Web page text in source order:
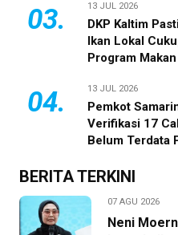
03. 13 JUL 2026
DKP Kaltim
Ikan Lokal
Program
04. 13 JUL 2026
Pemkot
Verifikasi 17
Belum Terdata
BERITA TERKINI
07 AGU 2026
Neni